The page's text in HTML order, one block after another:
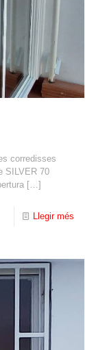
corredisses
SILVER 70
[…]
Llegir més